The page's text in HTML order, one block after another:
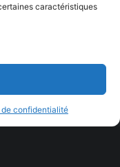
caractéristiques
de confidentialité
pour la